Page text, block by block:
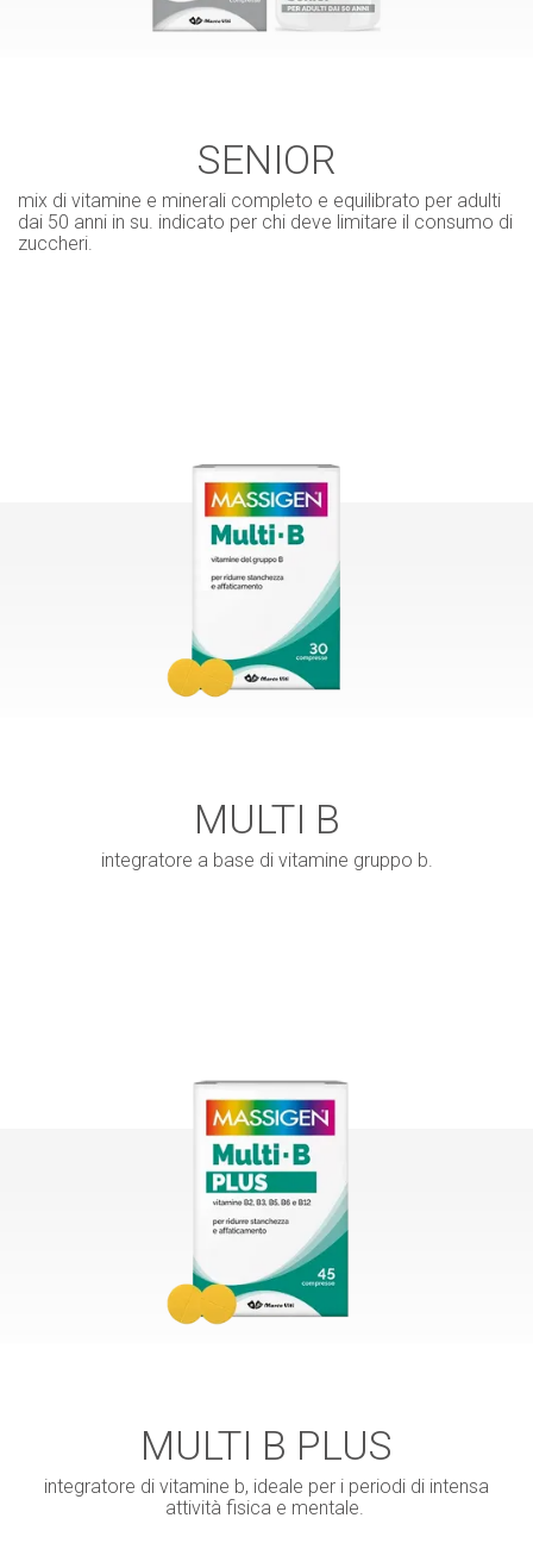
SENIOR
mix di vitamine e minerali completo e equilibrato per adulti
dai 50 anni in su. indicato per chi deve limitare il consumo di
zuccheri.
MULTI B
integratore a base di vitamine gruppo b.
MULTI B PLUS
integratore di vitamine b, ideale per i periodi di intensa
attività fisica e mentale.